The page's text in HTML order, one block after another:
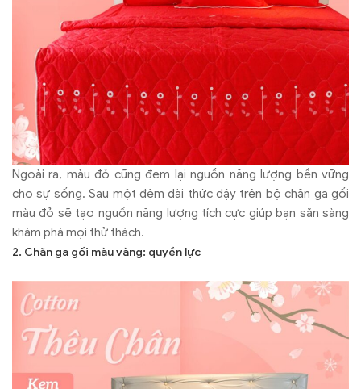
Ngoài ra, màu đỏ cũng đem lại nguồn năng lượng bền vững
cho sự sống. Sau một đêm dài thức dậy trên bộ chăn ga gối
màu đỏ sẽ tạo nguồn năng lượng tích cực giúp bạn sẵn sàng
khám phá mọi thử thách.
2. Chăn ga gối màu vàng: quyền lực